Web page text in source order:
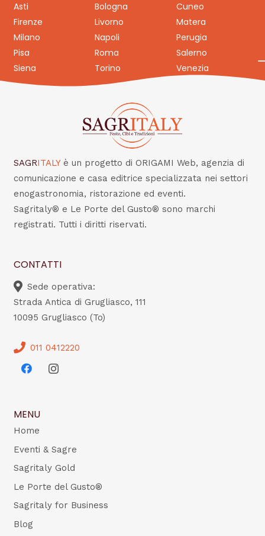
Asti Bologna
Cuneo
Firenze
Livorno
Matera
Milano
Napoli
Perugia
Pisa
Roma
Salerno
Siena
Torino Venezia
SAGRITALY è un progetto di ORIGAMI Web, agenzia di
comunicazione e casa editrice specializzata nei settori
enogastronomia, ristorazione ed eventi.
Sagritaly® e Le Porte del Gusto® sono marchi
registrati. Tutti i diritti riservati.
CONTATTI
Sede operativa:
Strada Antica di Grugliasco, 111
10095 Grugliasco (To)
011 0412220
MENU
Home
Eventi & Sagre
Sagritaly Gold
Le Porte del Gusto®
Sagritaly for Business
Blog